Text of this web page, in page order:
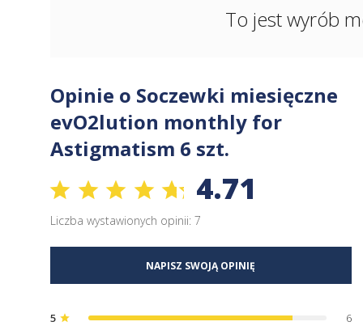
To jest wyrób
Opinie o Soczewki miesięczne
evO2lution monthly for
Astigmatism 6 szt.
4.71
Liczba wystawionych opinii: 7
NAPISZ SWOJĄ OPINIĘ
5 star
6